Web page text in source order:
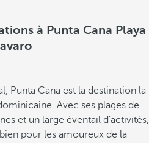
à Punta Cana Playa
Punta Cana est la destination la
Avec ses plages de
et un large éventail d'activités,
pour les amoureux de la